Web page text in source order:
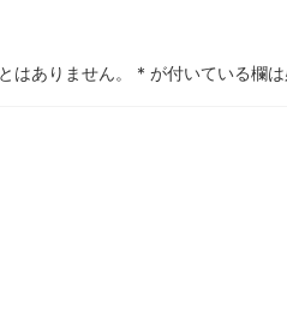
はありません。 * が付いている欄